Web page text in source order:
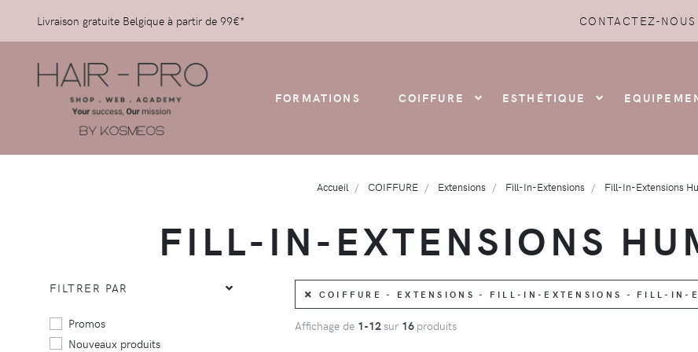
Livraison gratuite Belgique à partir de 99€* CONTACTEZ-NOUS
FORMATIONS COIFFURE ESTHÉTIQUE
Accueil COIFFURE Extensions Fill-In-Extensions Fill-In-Extensions
FILL-IN-EXTENSIONS
FILTRER PAR
Promos
Nouveaux produits
COIFFURE - EXTENSIONS - FILL-IN-EXTENSIONS - FILL-IN-
Affichage de 1-12sur 16 produits